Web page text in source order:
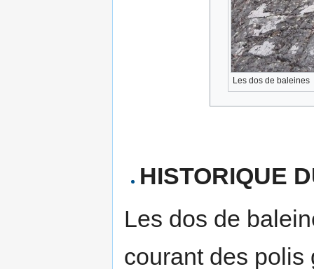
Les dos de baleines
HISTORIQUE
Les dos de
courant des polis